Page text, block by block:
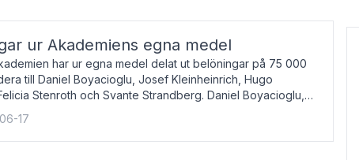
ur Akademiens egna medel
har ur egna medel delat ut belöningar på 75 000
till Daniel Boyacioglu, Josef Kleinheinrich, Hugo
Stenroth och Svante Strandberg. Daniel Boyacioglu,
poet och scenartist. Josef
17